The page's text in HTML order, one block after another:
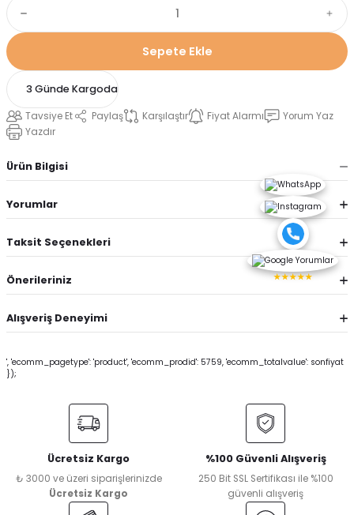
Sepete Ekle
3 Günde Kargoda
Tavsiye Et Paylaş Karşılaştır Fiyat Alarmı
Yorum Yaz
Yazdır
Ürün Bilgisi
Yorumlar
Taksit Seçenekleri
Önerileriniz
Alışveriş Deneyimi
', 'ecomm_pagetype': 'product', 'ecomm_prodid': 5759, 'ecomm_totalvalue': sonfiyat
});
Ücretsiz Kargo
₺ 3000 ve üzeri siparişlerinizde
Ücretsiz Kargo
%100 Güvenli Alışveriş
250 Bit SSL Sertifikası ile %100
güvenli alışveriş
★★★★★